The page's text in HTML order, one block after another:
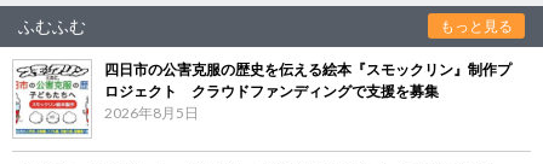
ふむふむ もっと見る
四日市の公害克服の歴史を伝える絵本『スモックリン』制作プ
ロジェクト クラウドファンディングで支援を募集
2026年8月5日